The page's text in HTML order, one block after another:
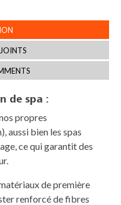
de spa :
propres
aussi bien les spas
ce qui garantit des
de première
renforcé de fibres